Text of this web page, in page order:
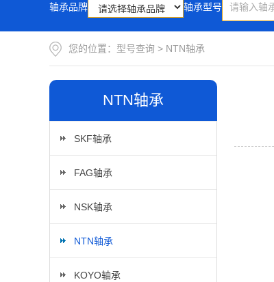
轴承品牌 轴承型号
您的位置： 型号查询 > NTN轴承
NTN轴承
SKF轴承
FAG轴承
NSK轴承
NTN轴承
KOYO轴承